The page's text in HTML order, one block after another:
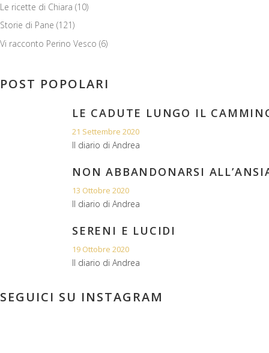
Le ricette di Chiara (10)
Storie di Pane (121)
Vi racconto Perino Vesco (6)
POST POPOLARI
LE CADUTE LUNGO IL
21 Settembre 2020
Il diario di Andrea
NON ABBANDONARSI
13 Ottobre 2020
Il diario di Andrea
SERENI E LUCIDI
19 Ottobre 2020
Il diario di Andrea
SEGUICI SU INSTAGRAM